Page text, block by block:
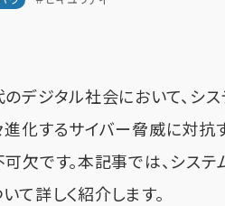
のデジタル社会において、シ
進化するサイバー脅威に対
可欠です。本記事では、シス
て詳しく紹介します。